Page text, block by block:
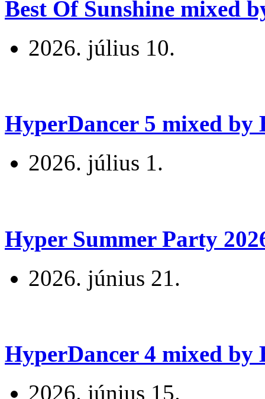
Best Of Sunshine mixed
2026. július 10.
HyperDancer 5 mixed by
2026. július 1.
Hyper Summer Party
2026. június 21.
HyperDancer 4 mixed by
2026. június 15.